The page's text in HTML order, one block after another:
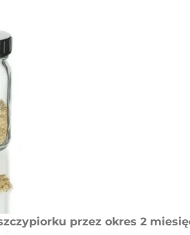
przez okres 2